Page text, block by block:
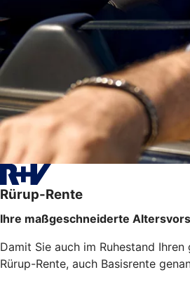
Rürup-Rente
Ihre maßgeschneiderte
Damit Sie auch im Ruhestand
Rürup-Rente, auch Basisrente